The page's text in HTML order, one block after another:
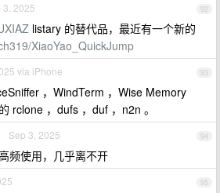
92
3, 2025
listary 的替代品，最近有一个新的
XiaoYao_QuickJump
93
via iPhone
，WindTerm ，Wise Memory
rclone ，dufs ，duf ，n2n 。
94
Sep 3, 2025
频使用，几乎离不开
95